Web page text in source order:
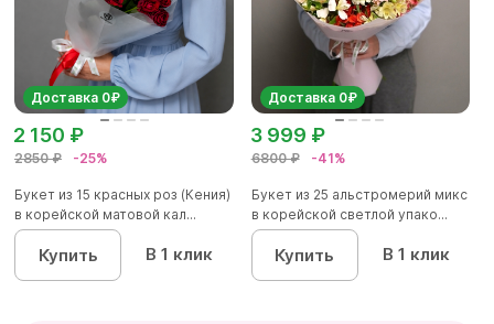
Доставка 0₽
2850 ₽ -25%
2 150 ₽
Букет из 15 красных роз (Кения)
в корейской матовой кал...
Купить В 1 клик
Доставка 0₽
6800 ₽ -41%
3 999 ₽
Букет из 25 альстромерий микс
в корейской светлой упако...
Купить В 1 клик